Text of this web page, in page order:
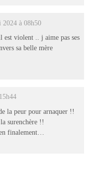
2024 à 08h50
violent .. j aime pas ses
sa belle mère
la peur pour arnaquer !!
surenchère !!
finalement…